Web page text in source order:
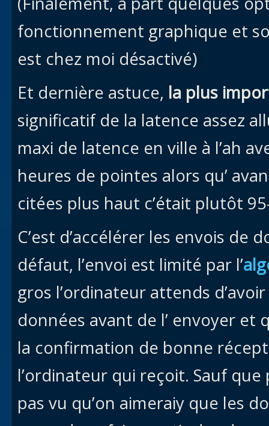
fonctionnement graphique et
est chez moi désactivé)
Et dernière astuce, la plus
significatif de la latence assez
maxi de latence en ville à l’ah
heures de pointes alors qu’
citées plus haut c’était plutôt
C’est d’accélérer les envois de
défaut, l’envoi est limité par l’
gros l’ordinateur attends
données avant de l’ envoyer et
la confirmation de bonne
l’ordinateur qui reçoit. Sauf
pas vu qu’on aimeraiy que les